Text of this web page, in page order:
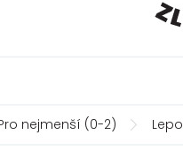
nejmenší (0-2)